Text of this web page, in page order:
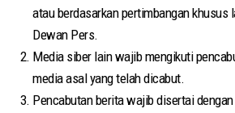
atau berdasarkan pertimbangan khusus
Dewan Pers.
Media siber lain wajib mengikuti
media asal yang telah dicabut.
Pencabutan berita wajib disertai